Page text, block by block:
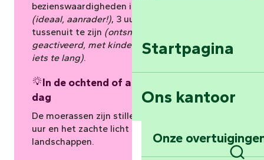
Startpagina
Ons kantoor
Onze
bezienswaardigheden in je op te nemen
(ideaal, aanrader!), 3 uur om er even helemaal
tussenuit te zijn (ontsnappingsmodus
geactiveerd, met kinderen is het misschien
iets te lang).
In de ochtend of aan het eind van de
dag
De moerassen zijn stiller dan tussen 11 en 17
uur en het zachte licht sublimeert de
landschappen.